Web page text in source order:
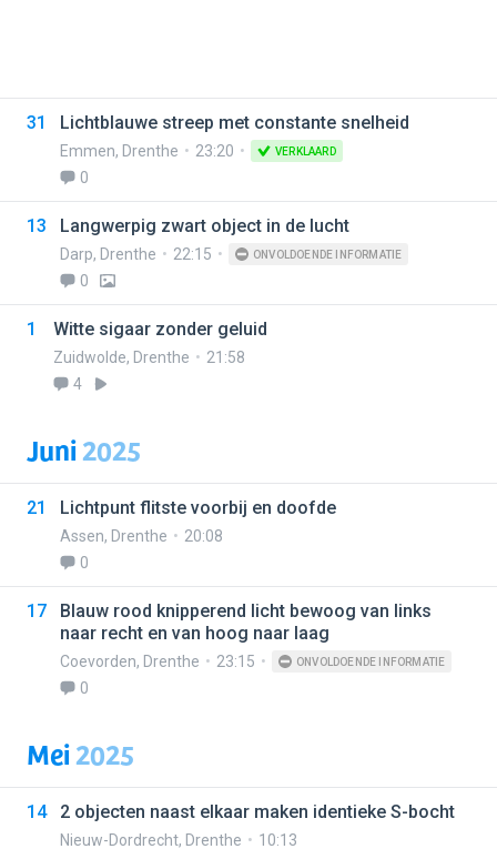
31 Lichtblauwe streep met constante snelheid
Emmen, Drenthe 23:20 VERKLAARD
0
13 Langwerpig zwart object in de lucht
Darp, Drenthe 22:15 ONVOLDOENDE INFORMATIE
0
1 Witte sigaar zonder geluid
Zuidwolde, Drenthe
21:58
4
Juni2025
21 Lichtpunt flitste voorbij en doofde
Assen, Drenthe
20:08
0
17
Blauw rood knipperend licht bewoog van links
naar recht en van hoog naar laag
Coevorden, Drenthe 23:15 ONVOLDOENDE INFORMATIE
0
Mei2025
14 2 objecten naast elkaar maken identieke S-bocht
Nieuw-Dordrecht, Drenthe
10:13